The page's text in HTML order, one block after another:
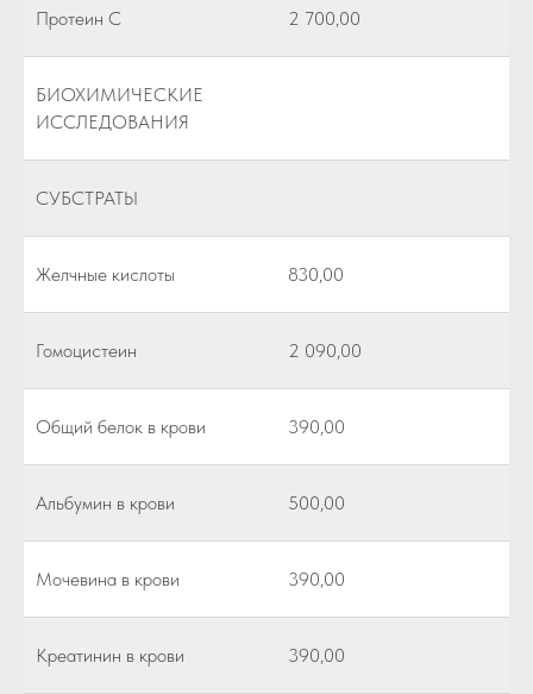
Протеин С 2 700,00
БИОХИМИЧЕСКИЕ
ИССЛЕДОВАНИЯ
СУБСТРАТЫ
Желчные кислоты 830,00
Гомоцистеин 2 090,00
Общий белок в крови 390,00
Альбумин в крови 500,00
Мочевина в крови 390,00
Креатинин в крови 390,00